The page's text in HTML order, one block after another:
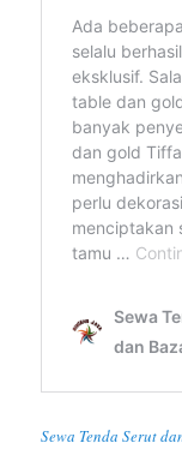
Sewa Tenda Serut